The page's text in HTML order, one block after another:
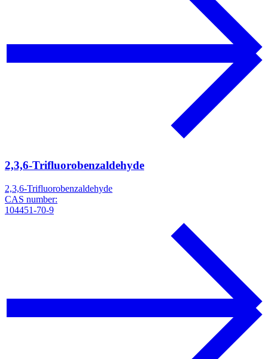
2,3,6-Trifluorobenzaldehyde
2,3,6-Trifluorobenzaldehyde
CAS number:
104451-70-9